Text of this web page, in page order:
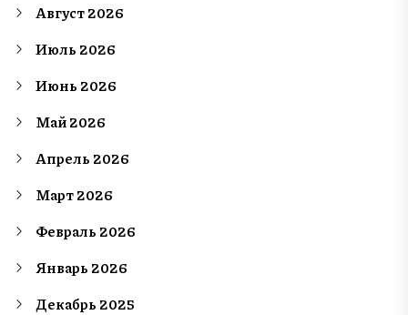
Август 2026
Июль 2026
Июнь 2026
Май 2026
Апрель 2026
Март 2026
Февраль 2026
Январь 2026
Декабрь 2025